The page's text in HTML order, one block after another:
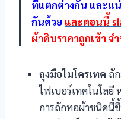
ที่แตกต่างกัน และแ
กันด้วย และตอนนี้
ผ้าดิบราคาถูกเข้า จ
ถุงมือไมโครเทค ถั
ไฟเบอร์เทคโนโลยี
การถักทอผ้าชนิดนี้